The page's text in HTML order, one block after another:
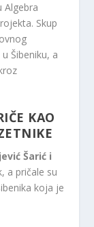
Algebra
Skup
Šibeniku, a
KAO
Šarić i
a pričale su
koja je